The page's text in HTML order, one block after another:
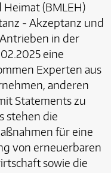
(BMLEH)
- Akzeptanz und
in der
eine
Experten aus
anderen
Statements zu
stehen die
für eine
von erneuerbaren
sowie die